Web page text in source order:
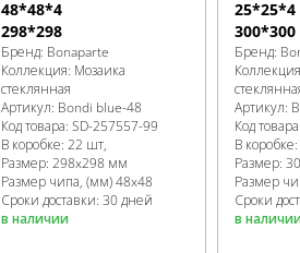
48*48*4
298*298
Бренд: Bonaparte
Коллекция: Мозаика
стеклянная
Артикул: Bondi blue-48
Код товара: SD-257557-99
В коробке: 22 шт,
Размер: 298x298 мм
Размер чипа, (мм)48x48
Сроки доставки: 30 дней
в наличии
25*25*4
300*300
Бренд:
Артикул:
Код товара:
В коробке:
Размер:
Размер
Сроки
в наличии